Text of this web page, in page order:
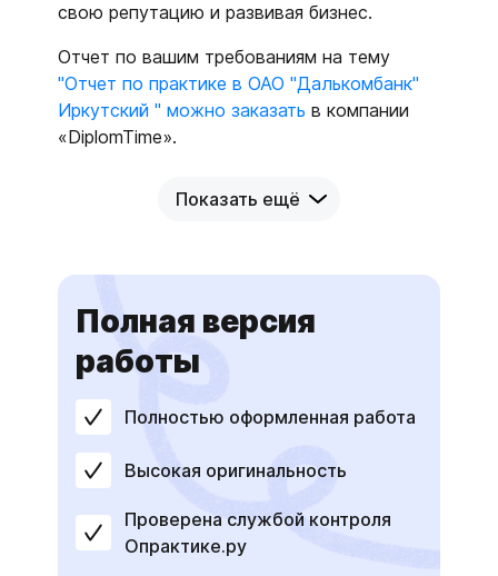
свою репутацию и развивая бизнес.
Отчет по вашим требованиям на тему
"Отчет по практике в ОАО "Далькомбанк"
Иркутский " можно заказать в компании
«DiplomTime».
Показать ещё
Полная версия
работы
Полностью оформленная работа
Высокая оригинальность
Проверена службой контроля
Опрактике.ру